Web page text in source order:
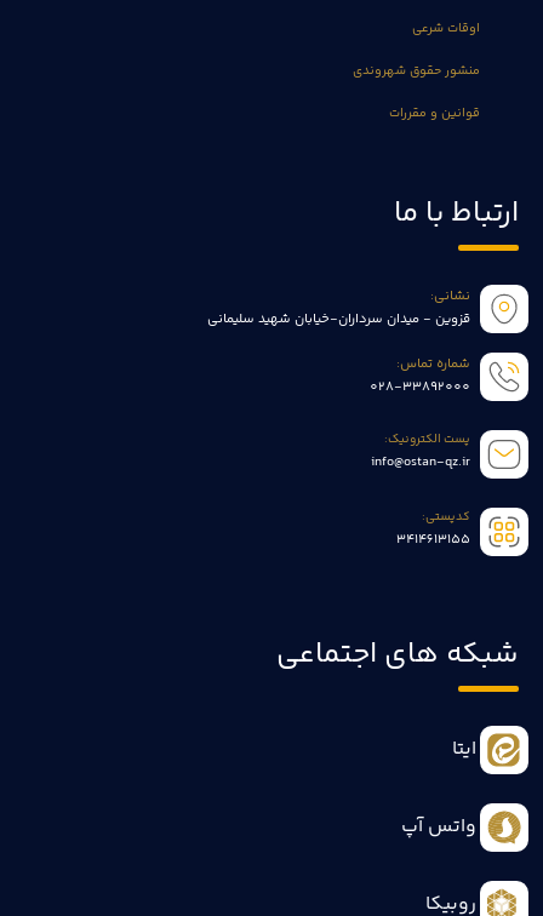
اوقات شرعی
منشور حقوق شهروندی
قوانین و مقررات
ارتباط با ما
نشانی:
قزوین - میدان سرداران-خیابان شهید سلیمانی
شماره تماس:
028-33892000
پست الکترونیک:
info@ostan-qz.ir
کدپستی:
3414613155
شبکه های اجتماعی
ایتا
واتس آپ
روبیکا